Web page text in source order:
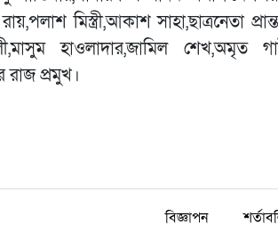
মিস্ত্রী,আকাশ সাহা,ছাত্রনেতা
হাওলাদার,জামিল শেখ,অমৃত
প্রমুখ।
বিজ্ঞাপন